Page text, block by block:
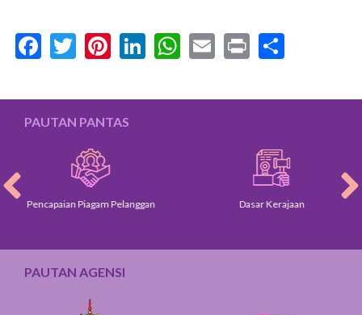
Facebook
Twitter
Pinterest
LinkedIn
WhatsApp
Email
Print
PAUTAN PANTAS
Pencapaian Piagam Pelanggan Dasar Kerajaan
PAUTAN AGENSI